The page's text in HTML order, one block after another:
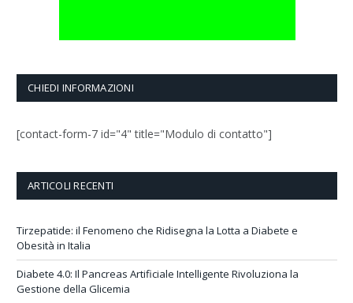
CHIEDI INFORMAZIONI
[contact-form-7 id="4" title="Modulo di contatto"]
ARTICOLI RECENTI
Tirzepatide: il Fenomeno che Ridisegna la Lotta a Diabete e
Obesità in Italia
Diabete 4.0: Il Pancreas Artificiale Intelligente Rivoluziona la
Gestione della Glicemia